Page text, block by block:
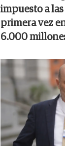
impuesto a
primera vez
6.000